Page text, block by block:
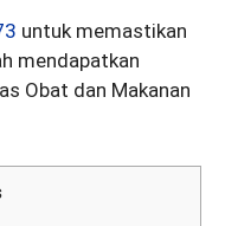
untuk memastikan
mendapatkan
Obat dan Makanan